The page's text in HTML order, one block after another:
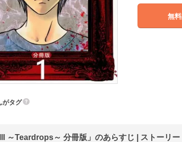
無
がタグ
III ～Teardrops～ 分冊版」のあらすじ | ストーリー